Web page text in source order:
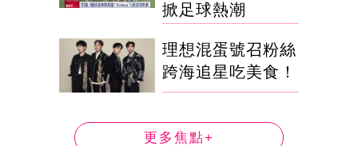
掀足球熱潮
理想混蛋號召粉絲
跨海追星吃美食！
更多焦點+